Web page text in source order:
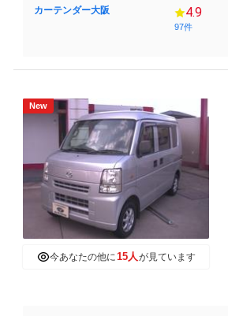
カーテンダー大阪 4.9
97件
New
今あなたの他に15人が見ています